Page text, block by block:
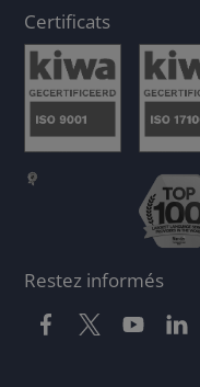
Certificats
Restez informés